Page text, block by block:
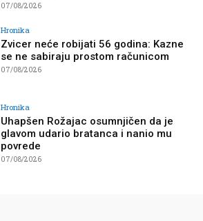
07/08/2026
Hronika
Zvicer neće robijati 56 godina: Kazne
se ne sabiraju prostom računicom
07/08/2026
Hronika
Uhapšen Rožajac osumnjičen da je
glavom udario bratanca i nanio mu
povrede
07/08/2026